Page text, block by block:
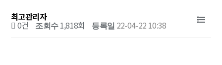
최고관리자
0건 1,818회 22-04-22 10:38